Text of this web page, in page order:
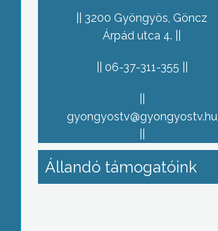
3200 Gyöngyös, Göncz
Árpád utca 4.
06-37-311-355
gyongyostv@gyongyostv.hu
Állandó támogatóink